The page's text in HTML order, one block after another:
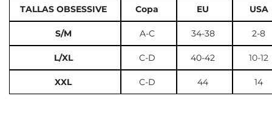
TALLAS OBSESSIVE Copa EU USA
S/M A-C 34-38 2-8
L/XL C-D 40-42 10-12
XXL C-D 44 14